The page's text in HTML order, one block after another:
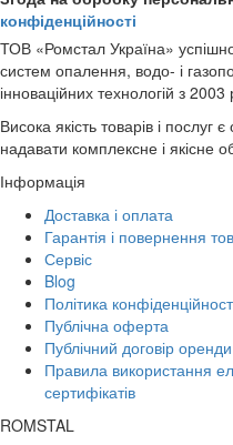
конфіденційності
ТОВ «Ромстал Україна»
систем опалення, водо- і
інноваційних технологій з 2003
Висока якість товарів і
надавати комплексне і якісне
Інформація
Доставка і оплата
Гарантія і повернення
Сервіс
Blog
Політика
Публічна оферта
Публічний договір
Правила використання
сертифікатів
ROMSTAL